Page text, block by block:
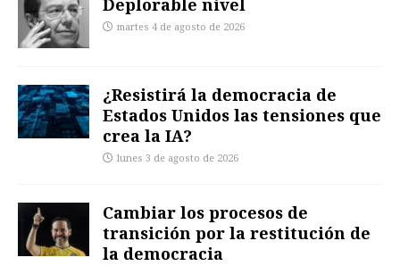
Deplorable nivel
martes 4 de agosto de 2026
¿Resistirá la democracia de
Estados Unidos las tensiones que
crea la IA?
lunes 3 de agosto de 2026
Cambiar los procesos de
transición por la restitución de
la democracia